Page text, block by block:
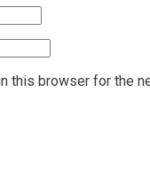
this browser for the